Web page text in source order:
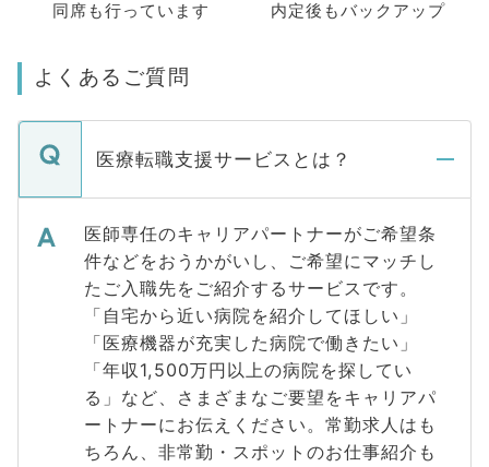
同席も行っています
内定後もバックアップ
よくあるご質問
医療転職支援サービスとは？
医師専任のキャリアパートナーがご希望条
件などをおうかがいし、ご希望にマッチし
たご入職先をご紹介するサービスです。
「自宅から近い病院を紹介してほしい」
「医療機器が充実した病院で働きたい」
「年収1,500万円以上の病院を探してい
る」など、さまざまなご要望をキャリアパ
ートナーにお伝えください。常勤求人はも
ちろん、非常勤・スポットのお仕事紹介も